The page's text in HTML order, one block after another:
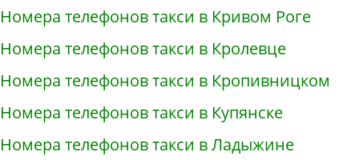
Номера телефонов такси в Кривом Роге
Номера телефонов такси в Кролевце
Номера телефонов такси в Кропивницком
Номера телефонов такси в Купянске
Номера телефонов такси в Ладыжине